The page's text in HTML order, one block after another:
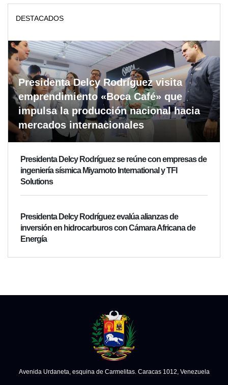
DESTACADOS
Presidenta Delcy Rodríguez visita
emprendimiento «Boca Café» que
impulsa la producción nacional hacia
mercados internacionales
Presidenta Delcy Rodríguez se reúne con empresas de
ingeniería sísmica Miyamoto International y TFI
Solutions
Presidenta Delcy Rodríguez evalúa alianzas de
inversión en hidrocarburos con Cámara Africana de
Energía
Avenida Urdaneta, esquina de Carmelitas. Caracas 1012, Venezuela